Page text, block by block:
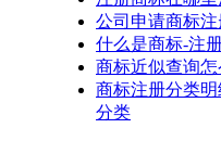
公司申请商标
什么是商标-注
商标近似查询
商标注册分类
分类